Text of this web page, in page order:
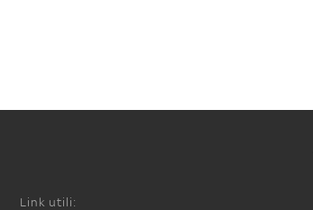
Link utili: